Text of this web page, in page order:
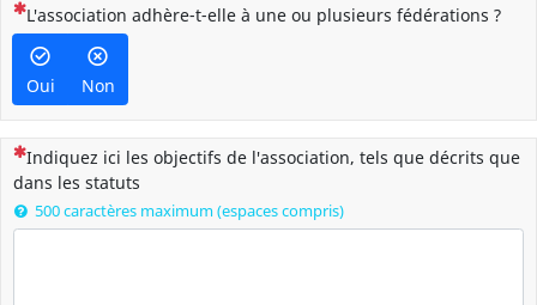
(Cette question est obligatoire)
L'association adhère-t-elle à une ou plusieurs fédérations ?
Oui Non
(Cette question est obligatoire)
Indiquez ici les objectifs de l'association, tels que décrits que
dans les statuts
500 caractères maximum (espaces compris)